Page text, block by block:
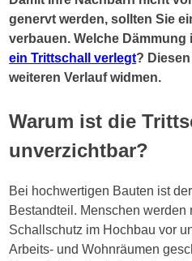
genervt werden, sollten Sie
verbauen. Welche
ein Trittschall verlegt?
weiteren Verlauf widmen.
Warum ist die
unverzichtbar?
Bei hochwertigen Bauten ist
Bestandteil. Menschen werden
Schallschutz im Hochbau vor
Arbeits- und Wohnräumen